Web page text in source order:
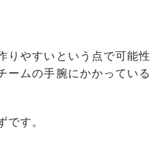
やすいという点で可能性
ームの手腕にかかっている
す。